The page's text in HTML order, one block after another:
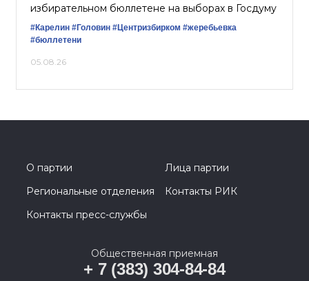
избирательном бюллетене на выборах в Госдуму
#Карелин #Головин #Центризбирком #жеребьевка
#бюллетени
05.08.26
О партии
Лица партии
Региональные отделения
Контакты РИК
Контакты пресс-службы
Общественная приемная
+ 7 (383) 304-84-84